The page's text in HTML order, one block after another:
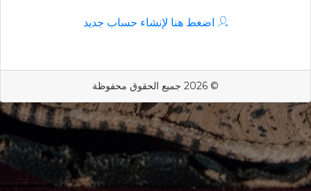
اضغط هنا لإنشاء حساب جديد
© 2026 جميع الحقوق محفوظة